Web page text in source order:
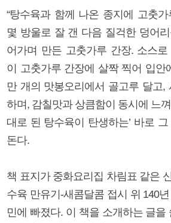
“탕수육과 함께 나온 종지에 고춧
몇 방울로 잘 갠 다음 질걱한 덩어
어가며 만든 고춧가루 간장. 소스
이 고춧가루 간장에 살짝 찍어 입안
만 개의 맛봉오리에서 골고루 달고,
하며, 감칠맛과 상큼함이 동시에 느
대로 된 탕수육이 탄생하는’ 바로 그
돈다.
책 표지가 중화요리집 차림표 같은
수육 만유기-새콤달콤 접시 위 140
민에 빠졌다. 이 책을 소개하는 글을